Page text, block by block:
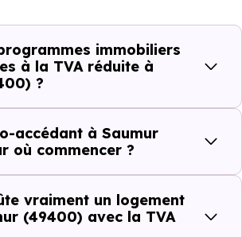
neuf à
Saumur (49400),
C'est une économie réelle,
que vous payez.
Économie réalisée grâce à la
TVA à 5,5 %
~ 21 750 €
immobiliers
à la TVA réduite à
?
accédant à Saumur
où commencer ?
vraiment un logement
(49400) avec la TVA